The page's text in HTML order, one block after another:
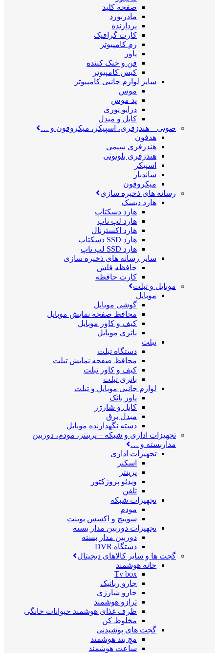
صفحه کلید
مادربورد
پردازنده
کارت گرافیک
رم کامپیوتر
پاور
فن و خنک کننده
کیس کامپیوتر
سایر لوازم جانبی کامپیوتر
موس
پد موس
درایو نوری
کابل و مبدل
صوتی – هندزفری، اسپیکر، میکروفون و …
هدفون
هندزفری سیمی
هندزفری بلوتوثی
اسپیکر
ساندبار
میکروفون
رسانه های ذخیره سازی
هارد دیسک
هارد دسکتاپ
هارد لپ تاپ
هارد اکسترنال
هارد SSD دسکتاپ
هارد SSD لپ تاپ
سایر رسانه های ذخیره سازی
حافظه فلش
کارت حافظه
موبایل و تبلت
موبایل
گوشی موبایل
محافظ صفحه نمایش موبایل
کیف و کاور موبایل
باتری موبایل
تبلت
دستگاه تبلت
محافظ صفحه نمایش تبلت
کیف و کاور تبلت
باتری تبلت
لوازم جانبی موبایل و تبلت
پاور بانک
کابل و شارژر
مبدل برق
دسته نگهدارنده موبایل
تجهیزات اداری و شبکه – پرینتر، مودم، دوربین
مداربسته و …
تجهیزات اداری
اسکنر
پرینتر
ویدئو پروژکتور
تلفن
تجهیزات شبکه
مودم
سوییچ و اکسس پوینت
تجهیزات دوربین مدار بسته
دوربین مدار بسته
دستگاه DVR
گجت ها و سایر کالاهای دیجیتال
خانه هوشمند
Tv box
جارو رباتیک
جارو شارژی
ترازو هوشمند
ظرف غذای هوشمند حیوانات خانگی
مخلوط کن
گجت های پوشیدنی
مچ بند هوشمند
ساعت هوشمند